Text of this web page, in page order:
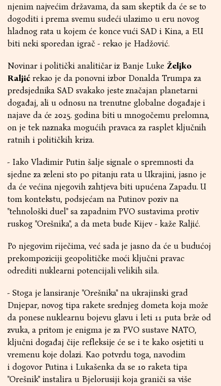
njenim najvećim državama, da sam skeptik da će se to
dogoditi i prema svemu sudeći ulazimo u eru novog
hladnog rata u kojem će konce vući SAD i Kina, a EU
biti neki sporedan igrač - rekao je Hadžović.
Novinar i politički analitičar iz Banje Luke Željko
Raljićrekao je da ponovni izbor Donalda Trumpa za
predsjednika SAD svakako jeste značajan planetarni
događaj, ali u odnosu na trenutne globalne događaje i
najave da će 2025. godina biti u mnogočemu prelomna,
on je tek naznaka mogućih pravaca za rasplet ključnih
ratnih i političkih kriza.
- Iako Vladimir Putin šalje signale o spremnosti da
sjedne za zeleni sto po pitanju rata u Ukrajini, jasno je
da će većina njegovih zahtjeva biti upućena Zapadu. U
tom kontekstu, podsjećam na Putinov poziv na
"tehnološki duel" sa zapadnim PVO sustavima protiv
ruskog "Orešnika", a da meta bude Kijev - kaže Raljić.
Po njegovim riječima, već sada je jasno da će u budućoj
prekompoziciji geopolitičke moći ključni pravac
odrediti nuklearni potencijali velikih sila.
- Stoga je lansiranje "Orešnika" na ukrajinski grad
Dnjepar, novog tipa rakete srednjeg dometa koja može
da ponese nuklearnu bojevu glavu i leti 11 puta brže od
zvuka, a pritom je enigma je za PVO sustave NATO,
ključni događaj čije refleksije će se i te kako osjetiti u
vremenu koje dolazi. Kao potvrdu toga, navodim
i dogovor Putina i Lukašenka da se 10 raketa tipa
"Orešnik" instalira u Bjelorusiji koja graniči sa više